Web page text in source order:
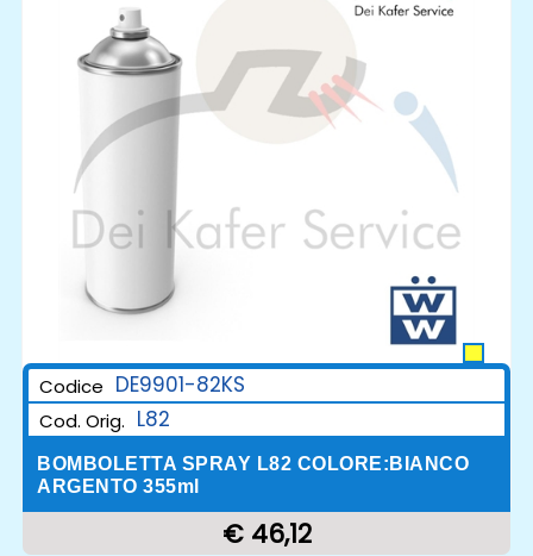
Codice DE9901-82KS
Cod. Orig. L82
BOMBOLETTA SPRAY L82 COLORE:BIANCO
ARGENTO 355ml
€ 46,12